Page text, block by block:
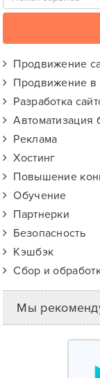
Продвижение
Продвижение в
Разработка
Автоматизация
Реклама
Хостинг
Повышение
Обучение
Партнерки
Безопасность
Кэшбэк
Сбор и
Мы